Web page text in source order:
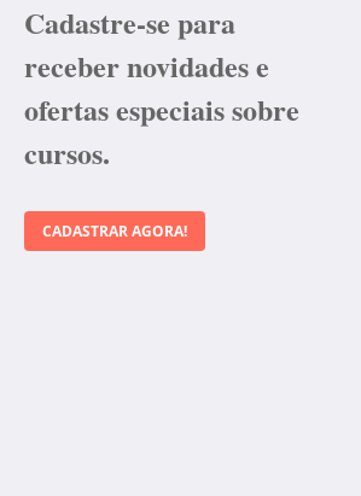
Cadastre-se para
receber novidades e
ofertas especiais sobre
cursos.
CADASTRAR AGORA!